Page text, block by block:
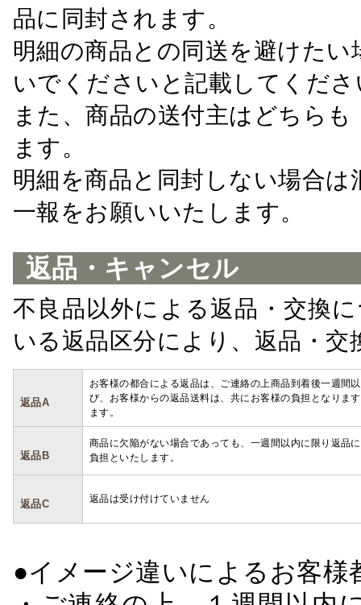
品に同封されます。
明細の商品との同送を避けた
いでくださいと記載してくださ
また、商品の送付主はどちら
ます。
明細を商品と同封しない場合
一報をお願いいたします。
返品・キャンセル
不良品以外による返品・交換
いる返品区分により、返品・
返品A
お客様の都合による返品は、ご連絡の上商品到着後一週間
び、お客様からの返品送料は、共にお客様の負担となりま
ます。
返品B
商品に欠陥がない場合であっても、一週間以内に限り返品
負担といたします。
返品C 返品は受け付けていません
●イメージ違いによるお客